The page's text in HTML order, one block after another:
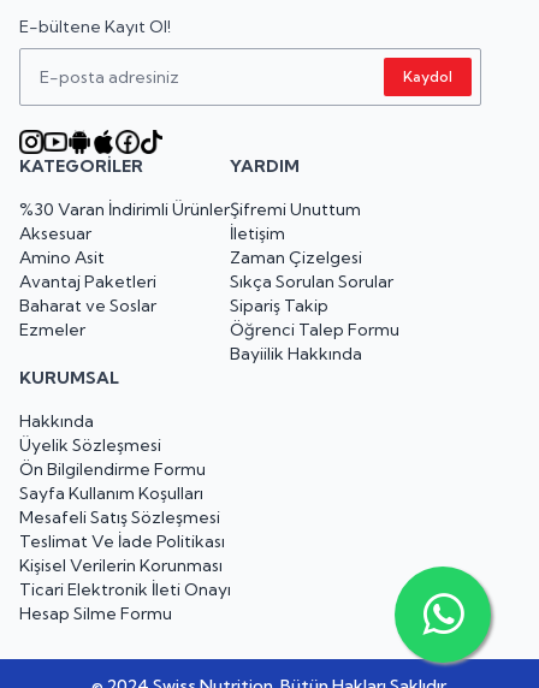
E-bültene Kayıt Ol!
Kaydol
KATEGORILER
%30 Varan İndirimli Ürünler
Aksesuar
Amino Asit
Avantaj Paketleri
Baharat ve Soslar
Ezmeler
YARDIM
Şifremi Unuttum
İletişim
Zaman Çizelgesi
Sıkça Sorulan Sorular
Sipariş Takip
Öğrenci Talep Formu
Bayiilik Hakkında
KURUMSAL
Hakkında
Üyelik Sözleşmesi
Ön Bilgilendirme Formu
Sayfa Kullanım Koşulları
Mesafeli Satış Sözleşmesi
Teslimat Ve İade Politikası
Kişisel Verilerin Korunması
Ticari Elektronik İleti Onayı
Hesap Silme Formu